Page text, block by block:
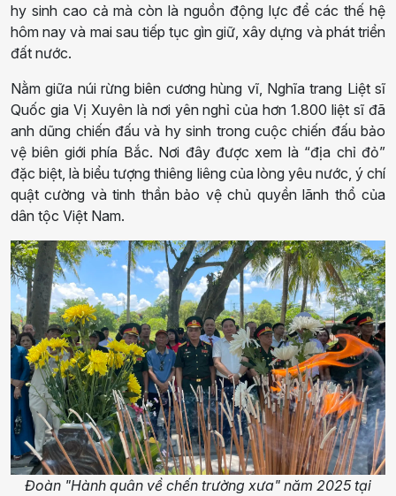
hy sinh cao cả mà còn là nguồn động lực để các thế hệ
hôm nay và mai sau tiếp tục gìn giữ, xây dựng và phát triển
đất nước.
Nằm giữa núi rừng biên cương hùng vĩ, Nghĩa trang Liệt sĩ
Quốc gia Vị Xuyên là nơi yên nghỉ của hơn 1.800 liệt sĩ đã
anh dũng chiến đấu và hy sinh trong cuộc chiến đấu bảo
vệ biên giới phía Bắc. Nơi đây được xem là “địa chỉ đỏ”
đặc biệt, là biểu tượng thiêng liêng của lòng yêu nước, ý chí
quật cường và tinh thần bảo vệ chủ quyền lãnh thổ của
dân tộc Việt Nam.
Đoàn "Hành quân về chến trường xưa" năm 2025 tại